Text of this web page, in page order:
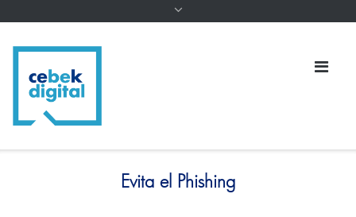
Evita el Phishing